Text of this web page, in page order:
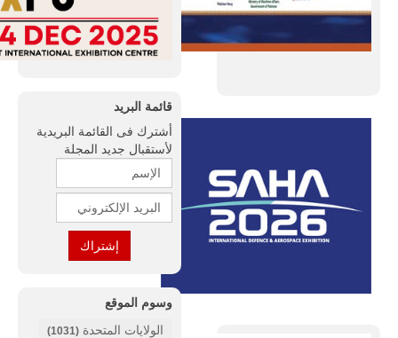
قائمة البريد
أشترك فى القائمة البريدية
لأستقبال جديد المجلة
وسوم الموقع
الولايات المتحدة (1031)